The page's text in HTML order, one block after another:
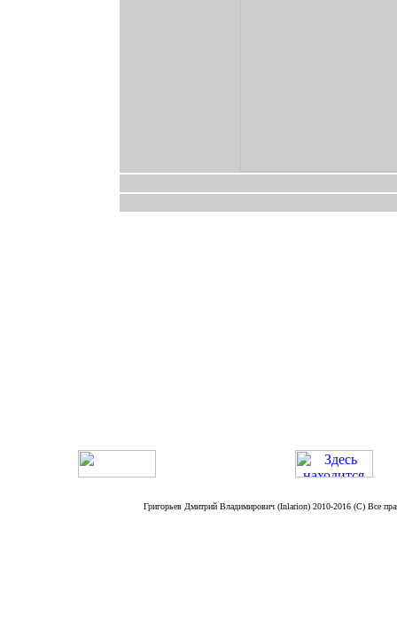
Григорьев Дмитрий Владимирович (Inlarion) 2010-2016 (C) Все